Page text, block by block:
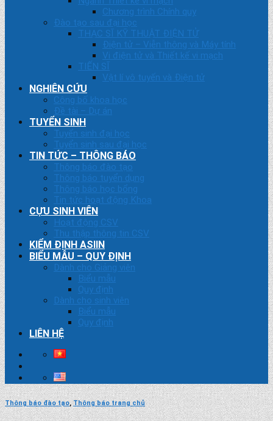
Chương trình Chính quy
Đào tạo sau đại học
THẠC SĨ KỸ THUẬT ĐIỆN TỬ
Điện tử – Viễn thông và Máy tính
Vi điện tử và Thiết kế vi mạch
TIẾN SĨ
Vật lí vô tuyến và Điện tử
NGHIÊN CỨU
Công bố khoa học
Đề tài – Dự án
TUYỂN SINH
Tuyển sinh đại học
Tuyển sinh sau đại học
TIN TỨC – THÔNG BÁO
Thông báo đào tạo
Thông báo tuyển dụng
Thông báo học bổng
Tin tức hoạt động Khoa
CỰU SINH VIÊN
Hoạt động CSV
Thu thập thông tin CSV
KIỂM ĐỊNH ASIIN
BIỂU MẪU – QUY ĐỊNH
Dành cho Giảng viên
Biểu mẫu
Quy định
Dành cho sinh viên
Biểu mẫu
Quy định
LIÊN HỆ
Thông báo đào tạo,Thông báo trang chủ